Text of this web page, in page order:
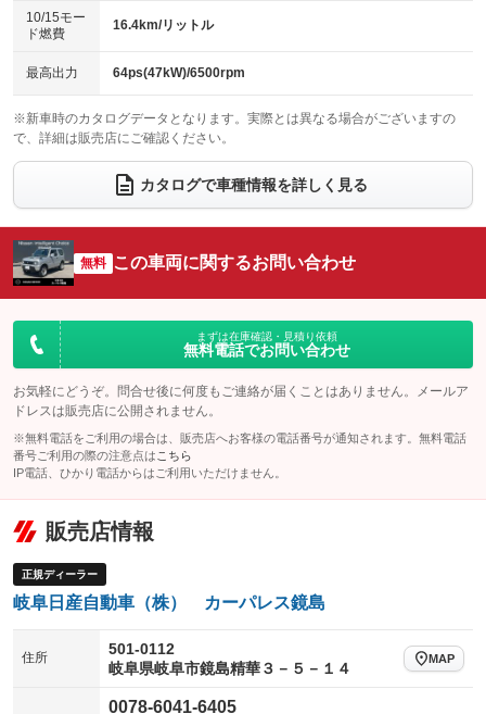
ベンチシート
：装備なし
チップアップシート
：装備なし
：装備なし ：装備なし
ウォークスルー
：装備なし
電動リアゲート フロントカメラ
：装備なし
：装備なし ：装備なし
サイドカメラ
：装備なし ルーフレール
：装備なし
：装備なし
：装備なし
10/15モー
ド燃費
16.4km/リットル
最高出力 64ps(47kW)/6500rpm
※新車時のカタログデータとなります。実際とは異なる場合がございますの
で、詳細は販売店にご確認ください。
カタログで車種情報を詳しく見る
無料 この車両に関するお問い合わせ
まずは在庫確認・見積り依頼
無料電話でお問い合わせ
お気軽にどうぞ。問合せ後に何度もご連絡が届くことはありません。メールア
ドレスは販売店に公開されません。
※無料電話をご利用の場合は、販売店へお客様の電話番号が通知されます。無料電話
番号ご利用の際の注意点は こちら
IP電話、ひかり電話からはご利用いただけません。
販売店情報
正規ディーラー
岐阜日産自動車（株） カーパレス鏡島
住所
501-0112
岐阜県岐阜市鏡島精華３－５－１４
MAP
0078-6041-6405